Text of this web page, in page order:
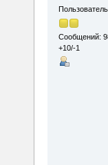
Пользователь
Сообщений:
+10/-1